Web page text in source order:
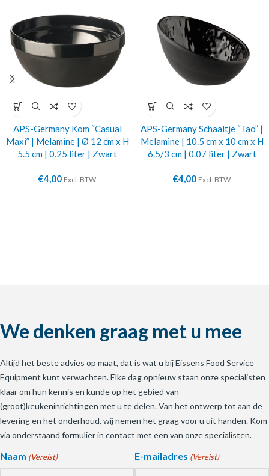
APS-Germany Kom “Casual
Maxi” | Melamine | Ø 12 cm x H
5.5 cm | 0.25 liter | Zwart
€4,00 Excl. BTW
APS-Germany Schaaltje “Tao” |
Melamine | 10.5 cm x 10 cm x H
6.5/3 cm | 0.07 liter | Zwart
€4,00 Excl. BTW
We denken graag met u mee
Altijd het beste advies op maat, dat is wat u bij Eissens Food Service
Equipment kunt verwachten. Elke dag opnieuw staan onze specialisten
klaar om hun kennis en kunde op het gebied van
(groot)keukeninrichtingen met u te delen. Van het ontwerp tot aan de
levering en het onderhoud, wij nemen het graag voor u uit handen. Kom
via onderstaand formulier in contact met een van onze specialisten.
Naam (Vereist) E-mailadres (Vereist)